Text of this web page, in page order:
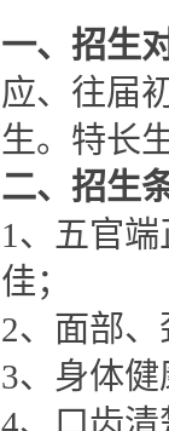
一、招生
应、往届
生。特长
二、招生
1、五官
佳；
2、面部
3、身体